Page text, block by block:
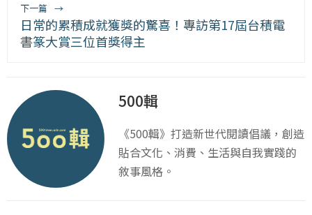
下一篇 →
日常的累積成就獲獎的驚喜！專訪第17屆台積電
書篆大賞三位首獎得主
500輯
《500輯》打造新世代閱讀倡議，創造
貼合文化、消費、生活與自我實踐的
敘事風格。